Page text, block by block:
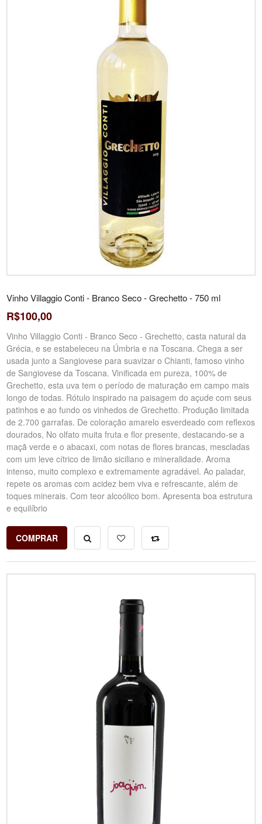
Vinho Villaggio Conti - Branco Seco - Grechetto - 750 ml
R$100,00
Vinho Villaggio Conti - Branco Seco - Grechetto, casta natural da
Grécia, e se estabeleceu na Úmbria e na Toscana. Chega a ser
usada junto a Sangiovese para suavizar o Chianti, famoso vinho
de Sangiovese da Toscana. Vinificada em pureza, 100% de
Grechetto, esta uva tem o período de maturação em campo mais
longo de todas. Rótulo inspirado na paisagem do açude com seus
patinhos e ao fundo os vinhedos de Grechetto. Produção limitada
de 2.700 garrafas. De coloração amarelo esverdeado com reflexos
dourados, No olfato muita fruta e flor presente, destacando-se a
maçã verde e o abacaxi, com notas de flores brancas, mescladas
com um leve cítrico de limão siciliano e mineralidade. Aroma
intenso, muito complexo e extremamente agradável. Ao paladar,
repete os aromas com acidez bem viva e refrescante, além de
toques minerais. Com teor alcoólico bom. Apresenta boa estrutura
e equilíbrio
COMPRAR